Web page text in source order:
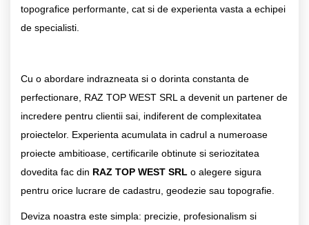
topografice performante, cat si de experienta vasta a echipei
de specialisti.
Cu o abordare indrazneata si o dorinta constanta de
perfectionare, RAZ TOP WEST SRL a devenit un partener de
incredere pentru clientii sai, indiferent de complexitatea
proiectelor. Experienta acumulata in cadrul a numeroase
proiecte ambitioase, certificarile obtinute si seriozitatea
dovedita fac din RAZ TOP WEST SRL o alegere sigura
pentru orice lucrare de cadastru, geodezie sau topografie.
Deviza noastra este simpla: precizie, profesionalism si